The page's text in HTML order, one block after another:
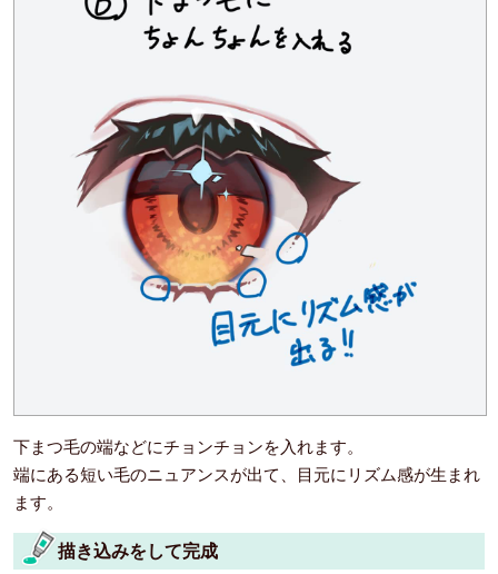
下まつ毛の端などにチョンチョンを入れます。
端にある短い毛のニュアンスが出て、目元にリズム感が生まれ
ます。
描き込みをして完成